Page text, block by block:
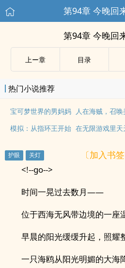
第94章 今晚回
第94章 今晚回
上ー章 目录
热门小说推荐
宝可梦世界的男妈妈 人在海贼，召唤
模拟：从指环王开始
〔加入书签
<!--go-->
时间一晃过去数月——
位于西海无风带边境的一座
早晨的阳光缓缓升起，照耀
一只海鸥从阳光明媚的大海